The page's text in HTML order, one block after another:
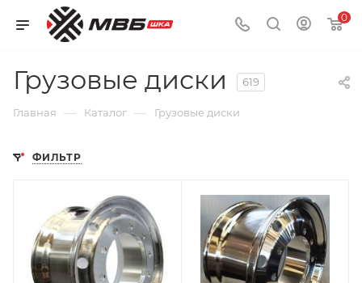
0
Грузовые диски 619
Главная — Каталог — Грузовые диски
ФИЛЬТР